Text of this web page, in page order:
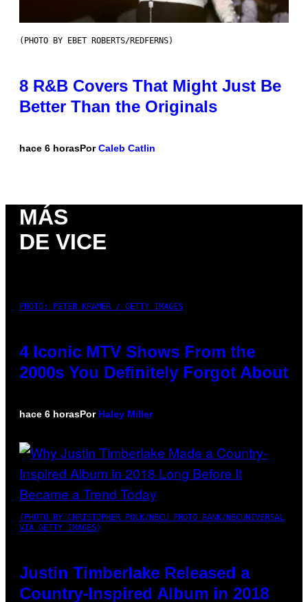
(PHOTO BY EBET ROBERTS/REDFERNS)
8 R&B Covers That Might Just Be
Better Than the Originals
hace 6 horasPorCaleb Catlin
MÁS
DE VICE
PHOTO: PETER KRAMER / GETTY IMAGES
4 Iconic MTV Shows From the
2000s You Definitely Forgot About
hace 6 horasPor Haley Miller
(PHOTO BY CHRISTOPHER POLK/NBCU PHOTO BANK/NBCUNIVERSAL
VIA GETTY IMAGES)
Justin Timberlake Released a
Country-Inspired Album in 2018